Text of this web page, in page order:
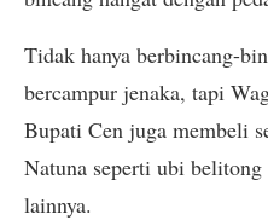
Tidak hanya berbincang-
bercampur jenaka, tapi
Bupati Cen juga membeli
Natuna seperti ubi
lainnya.